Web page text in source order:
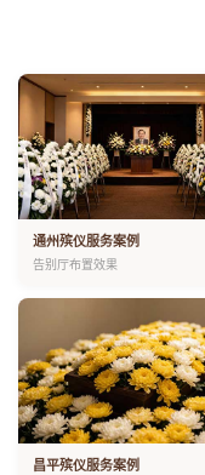
通州殡仪服务案例
告别厅布置效果
昌平殡仪服务案例